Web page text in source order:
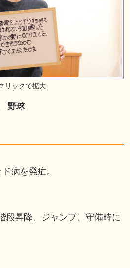
野球
病を発症。
段昇降、ジャンプ、守備時に